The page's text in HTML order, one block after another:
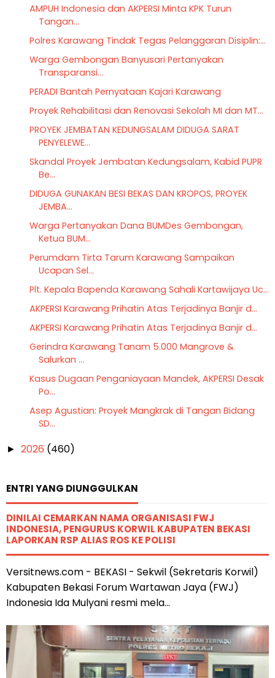
AMPUH Indonesia dan AKPERSI Minta KPK Turun
Tangan...
Polres Karawang Tindak Tegas Pelanggaran Disiplin:...
Warga Gembongan Banyusari Pertanyakan
Transparansi...
PERADI Bantah Pernyataan Kajari Karawang
Proyek Rehabilitasi dan Renovasi Sekolah MI dan MT...
PROYEK JEMBATAN KEDUNGSALAM DIDUGA SARAT
PENYELEWE...
Skandal Proyek Jembatan Kedungsalam, Kabid PUPR
Be...
DIDUGA GUNAKAN BESI BEKAS DAN KROPOS, PROYEK
JEMBA...
Warga Pertanyakan Dana BUMDes Gembongan,
Ketua BUM...
Perumdam Tirta Tarum Karawang Sampaikan
Ucapan Sel...
Plt. Kepala Bapenda Karawang Sahali Kartawijaya Uc...
AKPERSI Karawang Prihatin Atas Terjadinya Banjir d...
AKPERSI Karawang Prihatin Atas Terjadinya Banjir d...
Gerindra Karawang Tanam 5.000 Mangrove &
Salurkan ...
Kasus Dugaan Penganiayaan Mandek, AKPERSI Desak
Po...
Asep Agustian: Proyek Mangkrak di Tangan Bidang
SD...
► 2026 (460)
ENTRI YANG DIUNGGULKAN
DINILAI CEMARKAN NAMA ORGANISASI FWJ
INDONESIA, PENGURUS KORWIL KABUPATEN BEKASI
LAPORKAN RSP ALIAS ROS KE POLISI
Versitnews.com - BEKASI - Sekwil (Sekretaris Korwil)
Kabupaten Bekasi Forum Wartawan Jaya (FWJ)
Indonesia Ida Mulyani resmi mela...